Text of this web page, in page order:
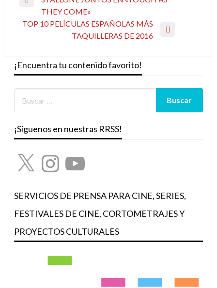
entradas
Entrada
anterior
THEY COME»
TOP 10 PELÍCULAS ESPAÑOLAS MÁS
TAQUILLERAS DE 2016
¡Encuentra tu contenido favorito!
¡Síguenos en nuestras RRSS!
X InstagramYouTube
SERVICIOS DE PRENSA PARA CINE, SERIES,
FESTIVALES DE CINE, CORTOMETRAJES Y
PROYECTOS CULTURALES